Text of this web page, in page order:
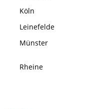
Köln
Leinefelde
Münster
Rheine